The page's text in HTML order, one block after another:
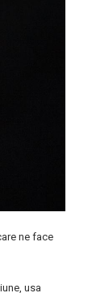
ne face
usa